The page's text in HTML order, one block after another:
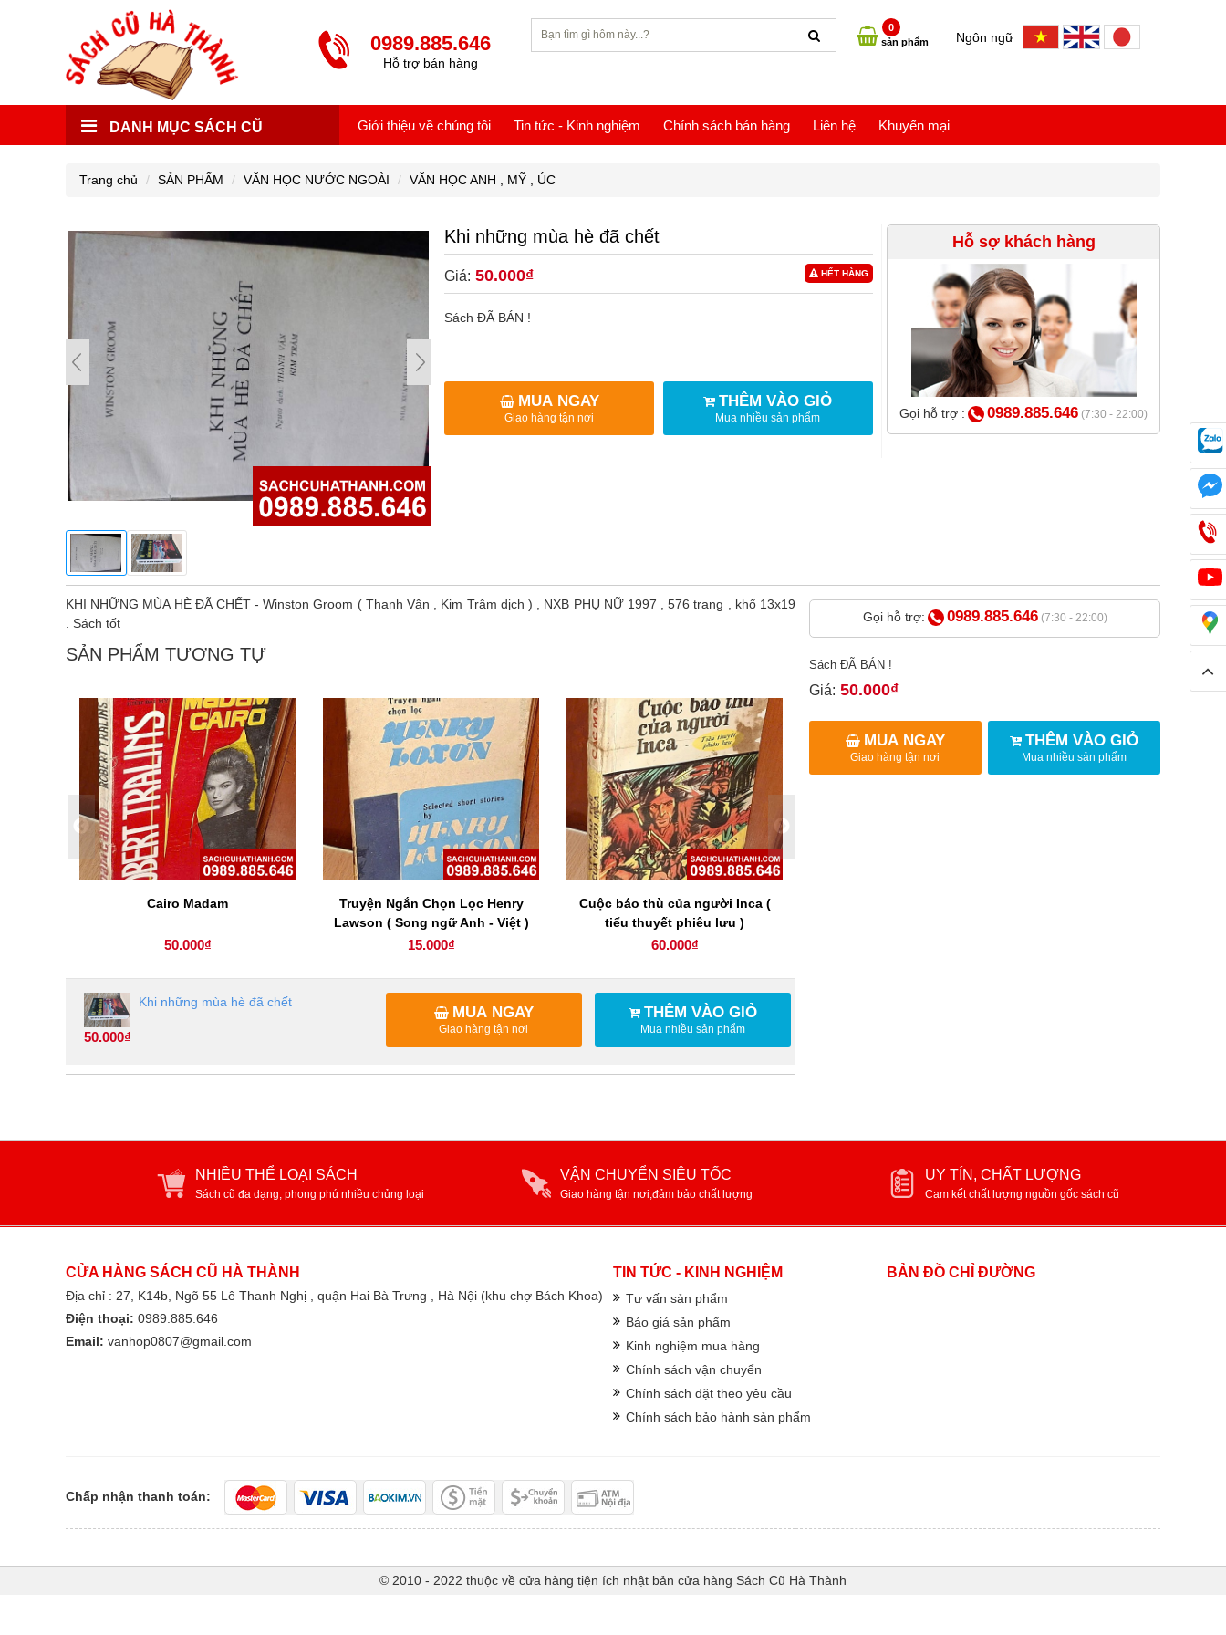
0989.885.646
Hỗ trợ bán hàng
0
sản phẩm
Ngôn ngữ
DANH MỤC SÁCH CŨ Giới thiệu về chúng tôi Tin tức - Kinh nghiệm Chính sách bán hàng Liên hệ Khuyến mại
Trang chủ SẢN PHẨM VĂN HỌC NƯỚC NGOÀI VĂN HỌC ANH , MỸ , ÚC
Khi những mùa hè đã chết
HẾT HÀNG
Giá: 50.000₫
Sách ĐÃ BÁN !
MUA NGAY
Giao hàng tận nơi
THÊM VÀO GIỎ
Mua nhiều sản phẩm
Hỗ sợ khách hàng
Gọi hỗ trợ : 0989.885.646 (7:30 - 22:00)
KHI NHỮNG MÙA HÈ ĐÃ CHẾT - Winston Groom ( Thanh Vân , Kim Trâm dịch ) , NXB PHỤ NỮ 1997 , 576 trang , khổ 13x19
. Sách tốt
SẢN PHẨM TƯƠNG TỰ
Cairo Madam
50.000₫
Truyện Ngắn Chọn Lọc Henry
Lawson ( Song ngữ Anh - Việt )
15.000₫
Cuộc báo thù của người Inca (
tiểu thuyết phiêu lưu )
60.000₫
Khi những mùa hè đã chết
50.000₫
THÊM VÀO GIỎ
Mua nhiều sản phẩm
MUA NGAY
Giao hàng tận nơi
Gọi hỗ trợ: 0989.885.646 (7:30 - 22:00)
Sách ĐÃ BÁN !
Giá: 50.000₫
MUA NGAY
Giao hàng tận nơi
THÊM VÀO GIỎ
Mua nhiều sản phẩm
NHIỀU THỂ LOẠI SÁCH
Sách cũ đa dạng, phong phú nhiều chủng loại
VẬN CHUYỂN SIÊU TỐC
Giao hàng tận nơi,đảm bảo chất lượng
UY TÍN, CHẤT LƯỢNG
Cam kết chất lượng nguồn gốc sách cũ
CỬA HÀNG SÁCH CŨ HÀ THÀNH
Địa chỉ : 27, K14b, Ngõ 55 Lê Thanh Nghị , quận Hai Bà Trưng , Hà Nội (khu chợ Bách Khoa)
Điện thoại: 0989.885.646
Email: vanhop0807@gmail.com
TIN TỨC - KINH NGHIỆM
Tư vấn sản phẩm
Báo giá sản phẩm
Kinh nghiệm mua hàng
Chính sách vận chuyển
Chính sách đặt theo yêu cầu
Chính sách bảo hành sản phẩm
BẢN ĐỒ CHỈ ĐƯỜNG
Chấp nhận thanh toán:
© 2010 - 2022 thuộc về cửa hàng tiện ích nhật bản cửa hàng Sách Cũ Hà Thành